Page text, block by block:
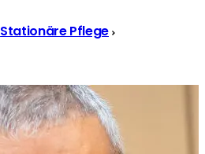
Stationäre Pflege